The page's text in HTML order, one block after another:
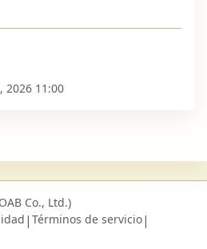
2026 11:00
Co., Ltd.)
| Términos de servicio|